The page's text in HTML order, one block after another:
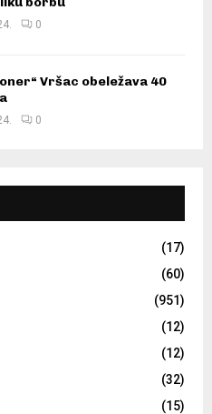
0
Vršac obeležava 40
0
(17)
(60)
(951)
(12)
(12)
(32)
(15)